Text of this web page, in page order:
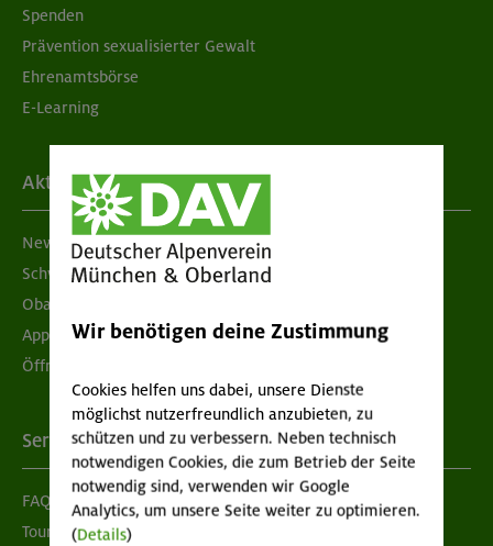
Spenden
Prävention sexualisierter Gewalt
Ehrenamtsbörse
E-Learning
Aktuelles
Newsletter
Schwarzes Brett
Obacht geben!
App "Mein DAV+"
Öffnungszeiten
Services
FAQ
Tour der Woche
Wir benötigen deine Zustimmung
Cookies helfen uns dabei, unsere Dienste
möglichst nutzerfreundlich anzubieten, zu
schützen und zu verbessern. Neben technisch
notwendigen Cookies, die zum Betrieb der Seite
notwendig sind, verwenden wir Google
Analytics, um unsere Seite weiter zu optimieren.
(Details)